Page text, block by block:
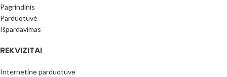
Pagrindinis
Parduotuvė
Išpardavimas
REKVIZITAI
Internetinė parduotuvė